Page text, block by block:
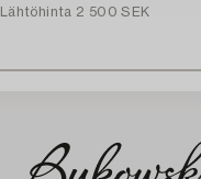
Lähtöhinta 2 500 SEK